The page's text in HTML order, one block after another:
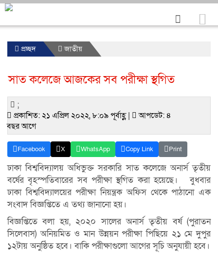
প্রচ্ছদ জাতীয়
সাত কলেজে আজকের সব পরীক্ষা স্থগিত
;
প্রকাশিত: ২১ এপ্রিল ২০২২, ৮:০৯ পূর্বাহ্ণ |
আপডেট: ৪
বছর আগে
Facebook X WhatsApp Copy Link Print
ঢাকা বিশ্ববিদ্যালয় অধিভুক্ত সরকারি সাত কলেজে অনার্স তৃতীয়
বর্ষের বৃহস্পতিবারের সব পরীক্ষা স্থগিত করা হয়েছে। বুধবার
ঢাকা বিশ্ববিদ্যালয়ের পরীক্ষা নিয়ন্ত্রক অফিস থেকে পাঠানো এক
সংবাদ বিজ্ঞপ্তিতে এ তথ্য জানানো হয়।
বিজ্ঞপ্তিতে বলা হয়, ২০২০ সালের অনার্স তৃতীয় বর্ষ (পুরাতন
সিলেবাস) অনিয়মিত ও মান উন্নয়ন পরীক্ষা পিছিয়ে ২১ মে দুপুর
১২টায় অনুষ্ঠিত হবে। বাকি পরীক্ষাগুলো আগের সূচি অনুযায়ী হবে।